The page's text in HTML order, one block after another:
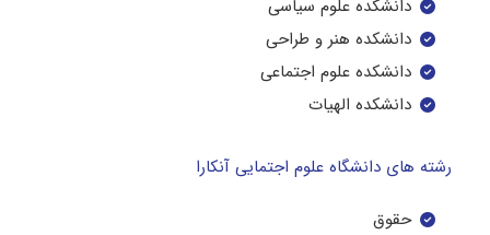
دانشکده علوم سیاسی
دانشکده هنر و طراحی
دانشکده علوم اجتماعی
دانشکده الهیات
رشته های دانشگاه علوم اجتمایی آنکارا
حقوق